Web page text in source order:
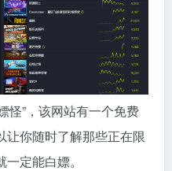
怪”，该网站有一个免费
让你随时了解那些正在限
定能白嫖。